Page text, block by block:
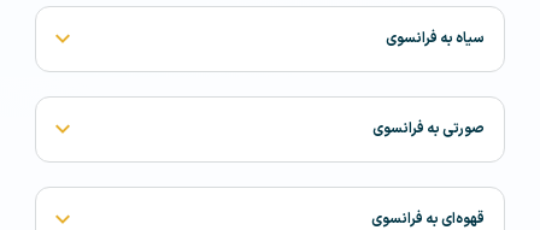
سیاه به فرانسوی
صورتی به فرانسوی
قهوه‌ای به فرانسوی